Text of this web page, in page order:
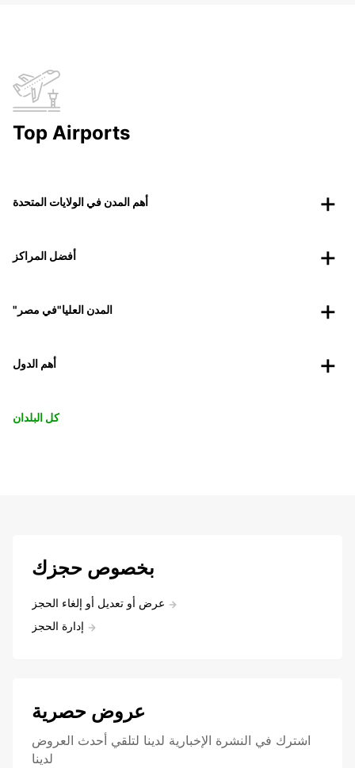
Top Airports
أهم المدن في الولايات المتحدة
أفضل المراكز
"المدن العليا"في مصر
أهم الدول
كل البلدان
بخصوص حجزك
عرض أو تعديل أو إلغاء الحجز
إدارة الحجز
عروض حصرية
اشترك في النشرة الإخبارية لدينا لتلقي أحدث العروض
لدينا